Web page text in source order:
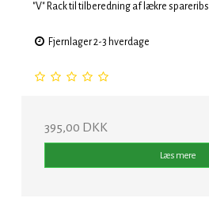
"V" Rack til tilberedning af lækre spareribs
Fjernlager 2-3 hverdage
395,00 DKK
Læs mere